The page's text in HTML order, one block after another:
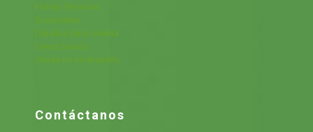
Fichas Técnicas
Sucursales
Detalles de la cuenta
Cerrar Sesión
Olvide mi contraseña
Contáctanos